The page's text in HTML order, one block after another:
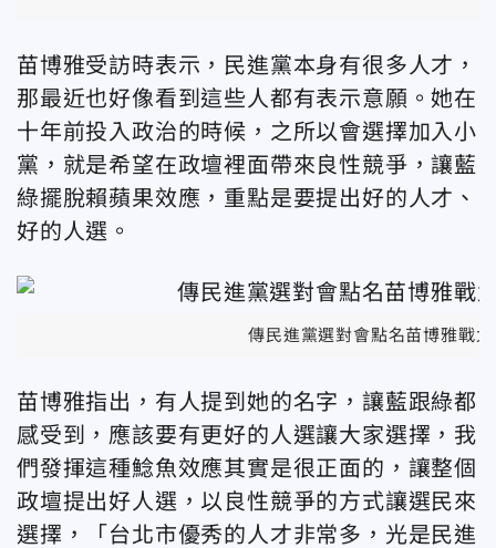
苗博雅受訪時表示，民進黨本身有很多人才，
那最近也好像看到這些人都有表示意願。她在
十年前投入政治的時候，之所以會選擇加入小
黨，就是希望在政壇裡面帶來良性競爭，讓藍
綠擺脫賴蘋果效應，重點是要提出好的人才、
好的人選。
傳民進黨選對會點名苗博雅戰
苗博雅指出，有人提到她的名字，讓藍跟綠都
感受到，應該要有更好的人選讓大家選擇，我
們發揮這種鯰魚效應其實是很正面的，讓整個
政壇提出好人選，以良性競爭的方式讓選民來
選擇，「台北市優秀的人才非常多，光是民進